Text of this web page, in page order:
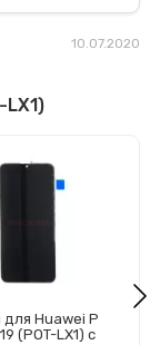
10.07.2020
Huawei P
(POT-LX1) с